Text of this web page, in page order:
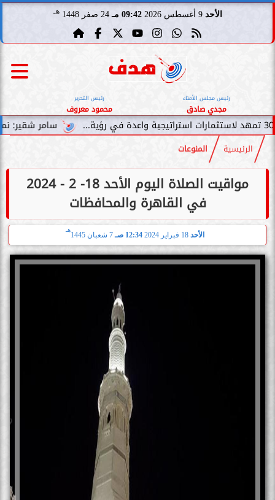
الأحد 9 أغسطس 2026 09:42 مـ 24 صفر 1448 هـ
رئيس مجلس الأمناء
مجدي صادق
رئيس التحرير
محمود معروف
سامر شقير: نمو صناديق
الرئيسية المنوعات
مواقيت الصلاة اليوم الأحد 18- 2 - 2024
في القاهرة والمحافظات
الأحد 12:34 صـ 7 شعبان 1445
هـ